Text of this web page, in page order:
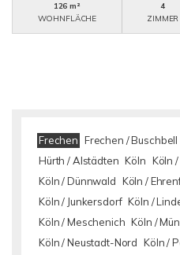
126 m²
WOHNFLÄCHE
4
ZIMMER
Frechen Frechen / Buschbell
Hürth / Alstädten Köln Köln
Köln / Dünnwald Köln /
Köln / Junkersdorf Köln /
Köln / Meschenich Köln /
Köln / Neustadt-Nord Köln /